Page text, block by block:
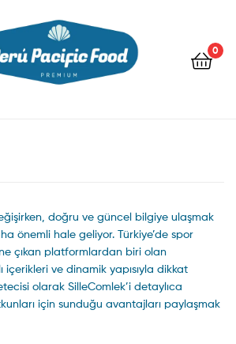
0
doğru ve güncel bilgiye ulaşmak
önemli hale geliyor. Türkiye’de spor
çıkan platformlardan biri olan
içerikleri ve dinamik yapısıyla dikkat
olarak SilleComlek’i detaylıca
için sunduğu avantajları paylaşmak